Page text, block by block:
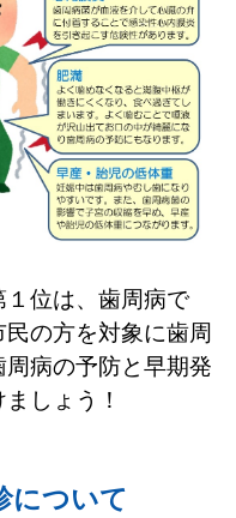
位は、歯周病で
の方を対象に歯周
病の予防と早期発
しょう！
について